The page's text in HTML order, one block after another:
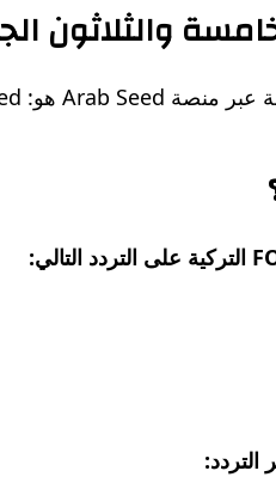
والثلاثون